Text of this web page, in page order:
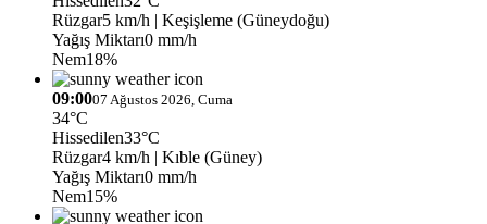
Rüzgar5 km/h | Keşişleme (Güneydoğu)
Yağış Miktarı0 mm/h
Nem18%
09:0007 Ağustos 2026, Cuma
34°C
Hissedilen33°C
Rüzgar4 km/h | Kıble (Güney)
Yağış Miktarı0 mm/h
Nem15%